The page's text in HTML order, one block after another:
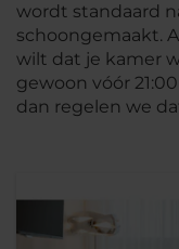
wordt standaard
schoongemaakt.
wilt dat je kamer
gewoon vóór
dan regelen we